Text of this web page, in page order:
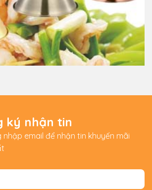
ký nhận tin
nhập email để nhận tin khuyến mãi